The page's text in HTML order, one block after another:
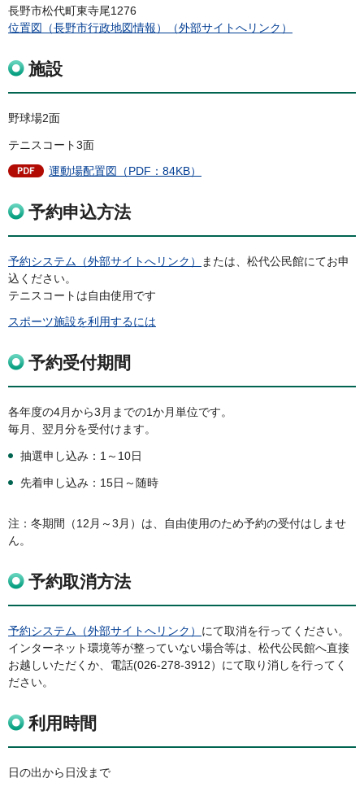
長野市松代町東寺尾1276
位置図（長野市行政地図情報）（外部サイトへリンク）
施設
野球場2面
テニスコート3面
運動場配置図（PDF：84KB）
予約申込方法
予約システム（外部サイトへリンク）
または、松代公民館にてお申
込ください。
テニスコートは自由使用です
スポーツ施設を利用するには
予約受付期間
各年度の4月から3月までの1か月単位です。
毎月、翌月分を受付けます。
抽選申し込み：1～10日
先着申し込み：15日～随時
注：冬期間（12月～3月）は、自由使用のため予約の受付はしませ
ん。
予約取消方法
予約システム（外部サイトへリンク） にて取消を行ってください。
インターネット環境等が整っていない場合等は、松代公民館へ直接
お越しいただくか、電話(026-278-3912）にて取り消しを行ってく
ださい。
利用時間
日の出から日没まで